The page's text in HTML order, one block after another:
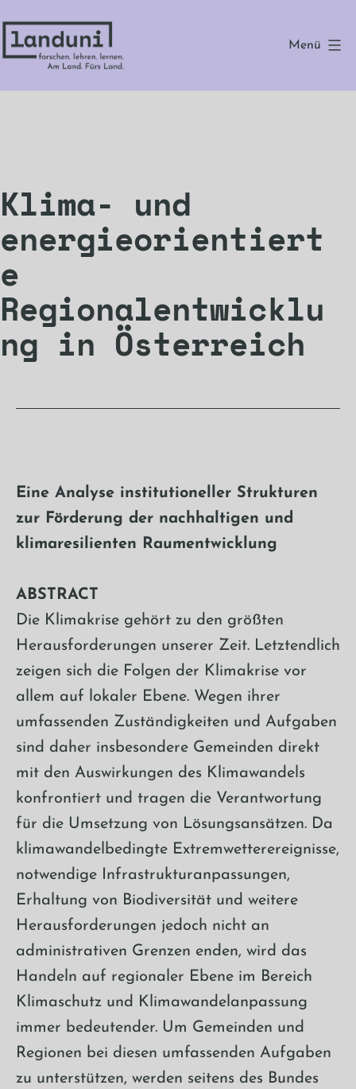
Inhalt
springen
Menü
Klima- und
energieorientiert
e
Regionalentwicklu
ng in Österreich
Eine Analyse institutioneller Strukturen
zur Förderung der nachhaltigen und
klimaresilienten Raumentwicklung
ABSTRACT
Die Klimakrise gehört zu den größten
Herausforderungen unserer Zeit. Letztendlich
zeigen sich die Folgen der Klimakrise vor
allem auf lokaler Ebene. Wegen ihrer
umfassenden Zuständigkeiten und Aufgaben
sind daher insbesondere Gemeinden direkt
mit den Auswirkungen des Klimawandels
konfrontiert und tragen die Verantwortung
für die Umsetzung von Lösungsansätzen. Da
klimawandelbedingte Extremwetterereignisse,
notwendige Infrastrukturanpassungen,
Erhaltung von Biodiversität und weitere
Herausforderungen jedoch nicht an
administrativen Grenzen enden, wird das
Handeln auf regionaler Ebene im Bereich
Klimaschutz und Klimawandelanpassung
immer bedeutender. Um Gemeinden und
Regionen bei diesen umfassenden Aufgaben
zu unterstützen, werden seitens des Bundes